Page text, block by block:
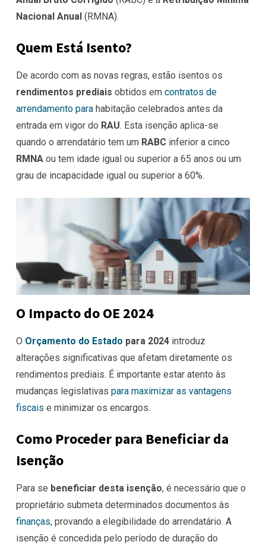
Nacional Anual (RMNA).
Quem Está Isento?
De acordo com as novas regras, estão isentos os
rendimentos prediais obtidos em contratos de
arrendamento para habitação celebrados antes da
entrada em vigor do RAU. Esta isenção aplica-se
quando o arrendatário tem um RABC inferior a cinco
RMNA ou tem idade igual ou superior a 65 anos ou um
grau de incapacidade igual ou superior a 60%.
O Impacto do OE 2024
O Orçamento do Estado para 2024 introduz
alterações significativas que afetam diretamente os
rendimentos prediais. É importante estar atento às
mudanças legislativas para maximizar as vantagens
fiscais e minimizar os encargos.
Como Proceder para Beneficiar da
Isenção
Para se beneficiar desta isenção, é necessário que o
proprietário submeta determinados documentos às
finanças, provando a elegibilidade do arrendatário. A
isenção é concedida pelo período de duração do